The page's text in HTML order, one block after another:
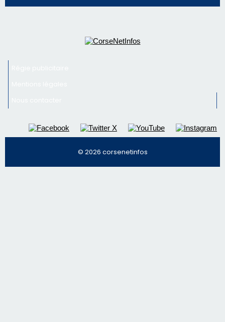
© 2026 corsenetinfos